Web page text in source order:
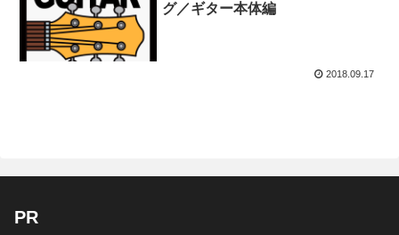
グ／ギター本体編
2018.09.17
PR